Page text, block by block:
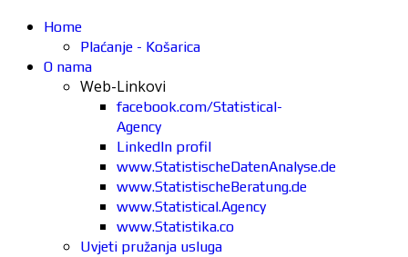
Home
Plaćanje - Košarica
O nama
Web-Linkovi
facebook.com/Statistical-
Agency
LinkedIn profil
www.StatistischeDatenAnalyse.de
www.StatistischeBeratung.de
www.Statistical.Agency
www.Statistika.co
Uvjeti pružanja usluga